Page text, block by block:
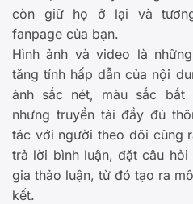
còn giữ họ ở lại và
fanpage của bạn.
Hình ảnh và video là
tăng tính hấp dẫn của nội
ảnh sắc nét, màu sắc
nhưng truyền tải đầy đủ
tác với người theo dõi cũng
trả lời bình luận, đặt câu hỏi
gia thảo luận, từ đó tạo ra
kết.